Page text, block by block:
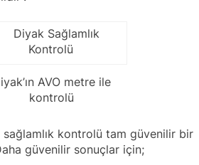
AVO metre ile
kontrolü
sağlamlık kontrolü tam güvenilir bir
güvenilir sonuçlar için;